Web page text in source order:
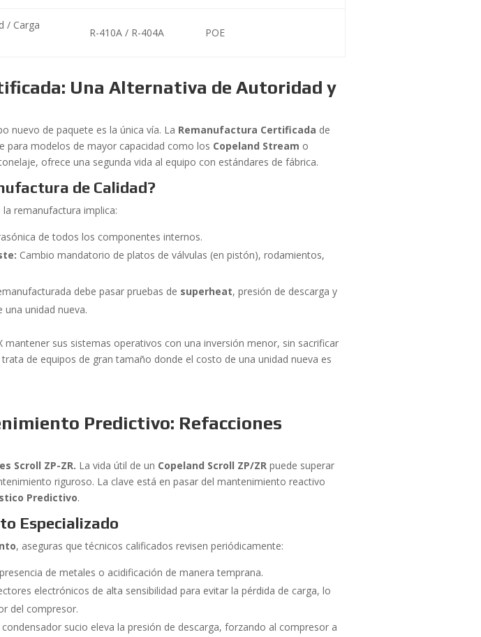
/ Carga
R-410A / R-404A POE
Una Alternativa de Autoridad y
nuevo de paquete es la única vía. La Remanufactura Certificada de
para modelos de mayor capacidad como los Copeland Stream o
ofrece una segunda vida al equipo con estándares de fábrica.
de Calidad?
remanufactura implica:
de todos los componentes internos.
Cambio mandatorio de platos de válvulas (en pistón), rodamientos,
debe pasar pruebas de superheat, presión de descarga y
unidad nueva.
mantener sus sistemas operativos con una inversión menor, sin sacrificar
de equipos de gran tamaño donde el costo de una unidad nueva es
Predictivo: Refacciones
Scroll ZP-ZR. La vida útil de un Copeland Scroll ZP/ZR puede superar
riguroso. La clave está en pasar del mantenimiento reactivo
Predictivo.
Especializado
, aseguras que técnicos calificados revisen periódicamente:
de metales o acidificación de manera temprana.
electrónicos de alta sensibilidad para evitar la pérdida de carga, lo
del compresor.
condensador sucio eleva la presión de descarga, forzando al compresor a